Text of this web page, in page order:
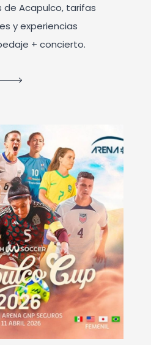
de Acapulco, tarifas
y experiencias
+ concierto.